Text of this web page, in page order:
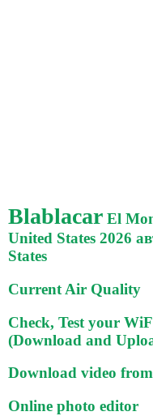
Blablacar El
United States 2026
States
Current Air Quality
Check, Test your
(Download and
Download video
Online photo editor